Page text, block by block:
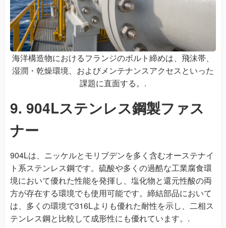
海洋構造物におけるフランジのボルト締めは、飛沫帯、
湿潤・乾燥環境、およびメンテナンスアクセスといった
課題に直面する。.
9. 904Lステンレス鋼製ファス
ナー
904Lは、ニッケルとモリブデンを多く含むオーステナイ
ト系ステンレス鋼です。硫酸や多くの過酷な工業腐食環
境において優れた性能を発揮し、塩化物と還元性酸の両
方が存在する環境でも使用可能です。締結部品において
は、多くの環境で316Lよりも優れた耐性を示し、二相ス
テンレス鋼と比較して成形性にも優れています。.